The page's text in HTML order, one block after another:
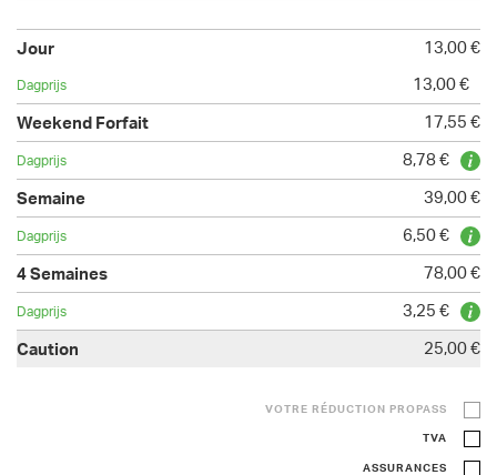
13,00 €
13,00 €
17,55 €
8,78 €
39,00 €
6,50 €
78,00 €
3,25 €
25,00 €
VOTRE RÉDUCTION PROPASS
TVA
ASSURANCES